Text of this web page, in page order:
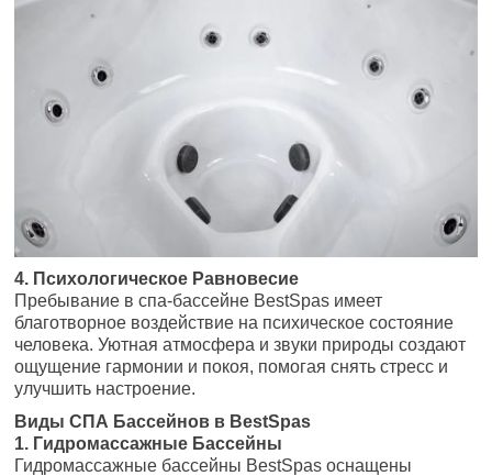
4. Психологическое Равновесие
Пребывание в спа-бассейне BestSpas имеет
благотворное воздействие на психическое состояние
человека. Уютная атмосфера и звуки природы создают
ощущение гармонии и покоя, помогая снять стресс и
улучшить настроение.
Виды СПА Бассейнов в BestSpas
1. Гидромассажные Бассейны
Гидромассажные бассейны BestSpas оснащены